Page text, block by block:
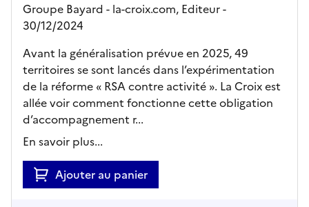
Groupe Bayard - la-croix.com, Editeur-
30/12/2024
Avant la généralisation prévue en 2025, 49
territoires se sont lancés dans l’expérimentation
de la réforme « RSA contre activité ». La Croix est
allée voir comment fonctionne cette obligation
d’accompagnement r...
En savoir plus...
Ajouter au panier